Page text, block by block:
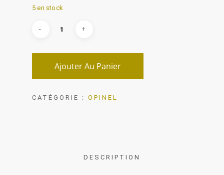
5 en stock
Ajouter Au Panier
CATÉGORIE : OPINEL
DESCRIPTION